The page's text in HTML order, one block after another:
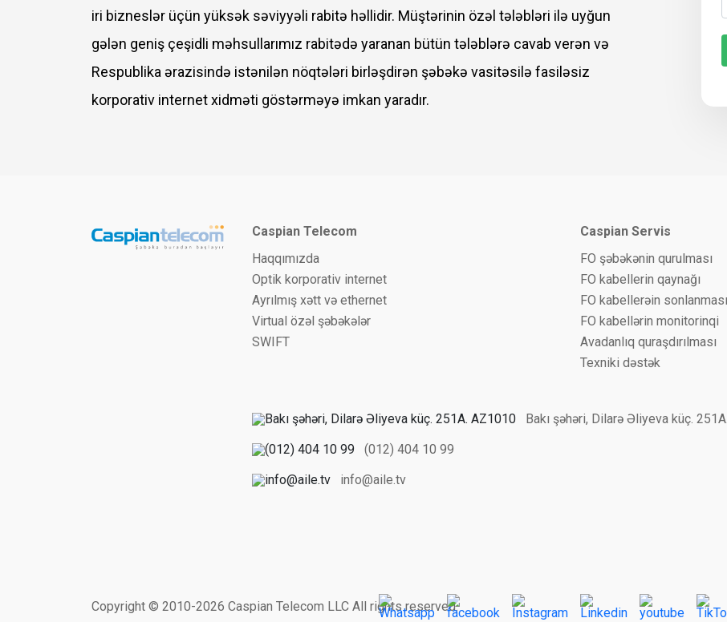
iri bizneslər üçün yüksək səviyyəli rabitə həllidir. Müştərinin özəl tələbləri ilə uyğun
gələn geniş çeşidli məhsullarımız rabitədə yaranan bütün tələblərə cavab verən və
Respublika ərazisində istənilən nöqtələri birləşdirən şəbəkə vasitəsilə fasiləsiz
korporativ internet xidməti göstərməyə imkan yaradır.
Caspian Telecom
Haqqımızda
Optik korporativ internet
Ayrılmış xətt və ethernet
Virtual özəl şəbəkələr
SWIFT
Caspian Servis
FO şəbəkənin qurulması
FO kabellerin qaynağı
FO kabellerəin sonlanması
FO kabellərin monitorinqi
Avadanlıq quraşdırılması
Texniki dəstək
Bakı şəhəri, Dilarə Əliyeva küç.
(012) 404 10 99
info@aile.tv
Copyright © 2010-2026 Caspian Telecom LLC All rights reserved.